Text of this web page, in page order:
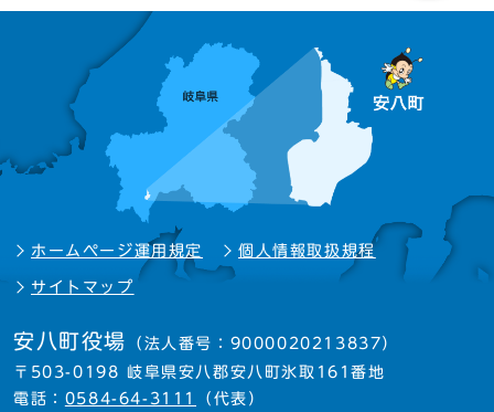
ホームページ運用規定 個人情報取扱規程
サイトマップ
安八町役場 （法人番号：9000020213837）
〒503-0198 岐阜県安八郡安八町氷取161番地
電話： 0584-64-3111 （代表）